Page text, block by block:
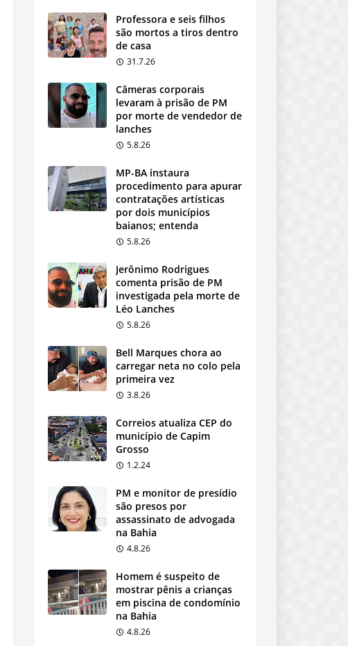
Professora e seis filhos
são mortos a tiros dentro
de casa
31.7.26
Câmeras corporais
levaram à prisão de PM
por morte de vendedor de
lanches
5.8.26
MP-BA instaura
procedimento para apurar
contratações artísticas
por dois municípios
baianos; entenda
5.8.26
Jerônimo Rodrigues
comenta prisão de PM
investigada pela morte de
Léo Lanches
5.8.26
Bell Marques chora ao
carregar neta no colo pela
primeira vez
3.8.26
Correios atualiza CEP do
município de Capim
Grosso
1.2.24
PM e monitor de presídio
são presos por
assassinato de advogada
na Bahia
4.8.26
Homem é suspeito de
mostrar pênis a crianças
em piscina de condomínio
na Bahia
4.8.26